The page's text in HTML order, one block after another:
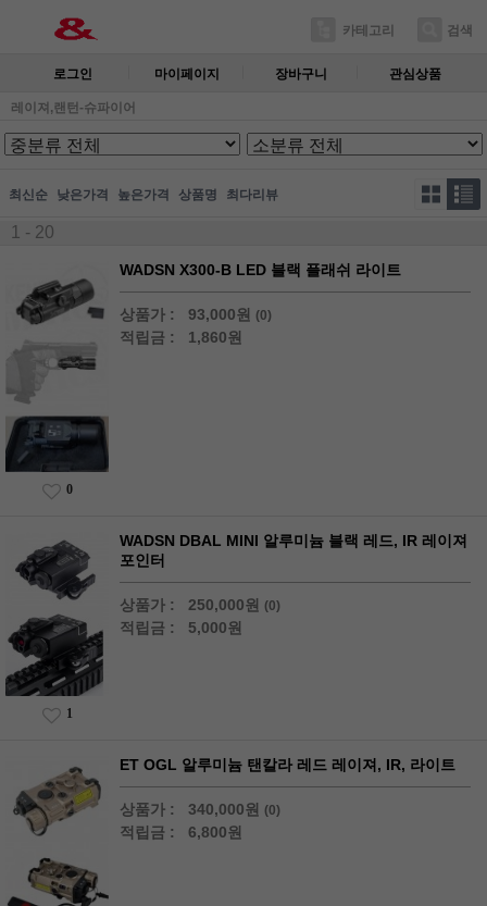
카테고리 검색
로그인 마이페이지 장바구니 관심상품
레이져,랜턴-슈파이어
최신순 낮은가격 높은가격 상품명 최다리뷰
1 - 20
WADSN X300-B LED 블랙 플래쉬 라이트
상품가 : 93,000원 (0)
적립금 : 1,860원
0
WADSN DBAL MINI 알루미늄 블랙 레드, IR 레이져
포인터
상품가 : 250,000원 (0)
적립금 : 5,000원
1
ET OGL 알루미늄 탠칼라 레드 레이져, IR, 라이트
상품가 : 340,000원 (0)
적립금 : 6,800원